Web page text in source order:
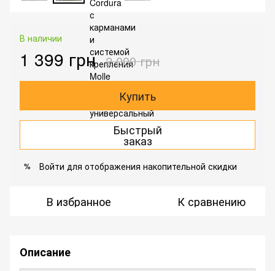
В наличии
1 399 грн 2 000 грн
Купить
Быстрый
заказ
% Войти для отображения накопительной скидки
В избранное К сравнению
Описание